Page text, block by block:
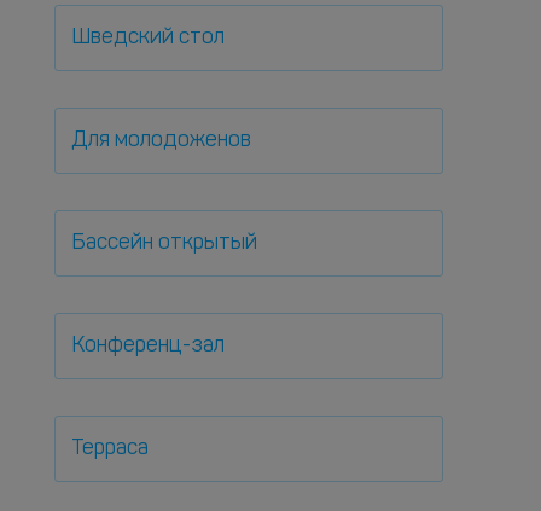
Шведский стол
Для молодоженов
Бассейн открытый
Конференц-зал
Терраса